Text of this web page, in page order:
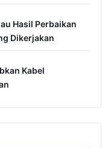
untuk Wilayah
Perputaran Uang